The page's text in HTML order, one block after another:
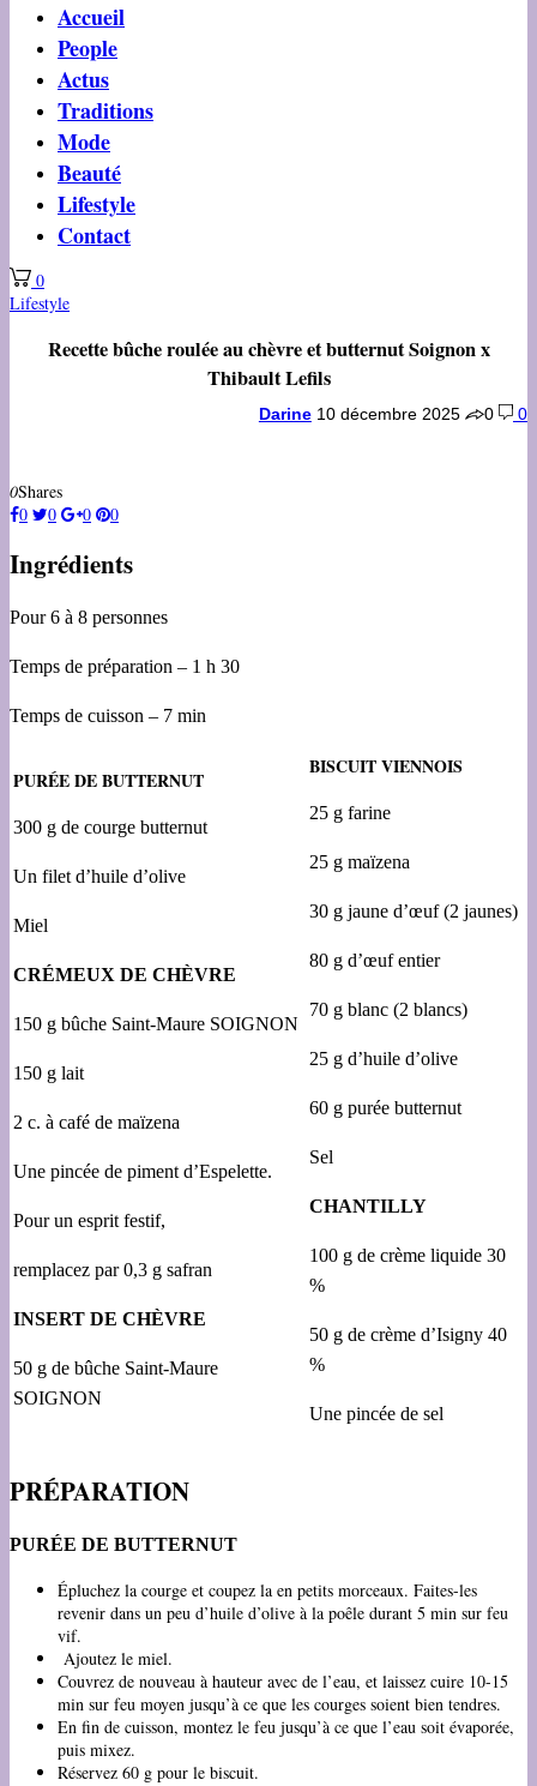
Accueil
People
Actus
Traditions
Mode
Beauté
Lifestyle
Contact
0
Lifestyle
Recette bûche roulée au chèvre et butternut Soignon x
Thibault Lefils
Darine 10 décembre 2025 0 0
0Shares
0
0 0 0
Ingrédients
Pour 6 à 8 personnes
Temps de préparation – 1 h 30
Temps de cuisson – 7 min
PURÉE DE BUTTERNUT
300 g de courge butternut
Un filet d’huile d’olive
Miel
CRÉMEUX DE CHÈVRE
150 g bûche Saint-Maure SOIGNON
150 g lait
2 c. à café de maïzena
Une pincée de piment d’Espelette.
Pour un esprit festif,
remplacez par 0,3 g safran
INSERT DE CHÈVRE
50 g de bûche Saint-Maure
SOIGNON
BISCUIT VIENNOIS
25 g farine
25 g maïzena
30 g jaune d’œuf (2 jaunes)
80 g d’œuf entier
70 g blanc (2 blancs)
25 g d’huile d’olive
60 g purée butternut
Sel
CHANTILLY
100 g de crème liquide 30
%
50 g de crème d’Isigny 40
%
Une pincée de sel
PRÉPARATION
PURÉE DE BUTTERNUT
Épluchez la courge et coupez la en petits morceaux. Faites-les
revenir dans un peu d’huile d’olive à la poêle durant 5 min sur feu
vif.
Ajoutez le miel.
Couvrez de nouveau à hauteur avec de l’eau, et laissez cuire 10-15
min sur feu moyen jusqu’à ce que les courges soient bien tendres.
En fin de cuisson, montez le feu jusqu’à ce que l’eau soit évaporée,
puis mixez.
Réservez 60 g pour le biscuit.